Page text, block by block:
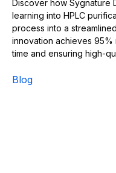
Discover how Sygnature
learning into HPLC
process into a
innovation achieves
time and ensuring high-
Blog